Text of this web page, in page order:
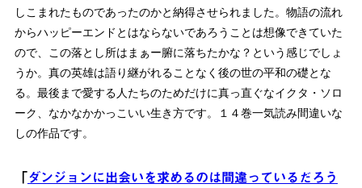
しこまれたものであったのかと納得させられました。物語の流れ
からハッピーエンドとはならないであろうことは想像できていた
ので、この落とし所はまぁー腑に落ちたかな？という感じでしょ
うか。真の英雄は語り継がれることなく後の世の平和の礎とな
る。最後まで愛する人たちのためだけに真っ直ぐなイクタ・ソロ
ーク、なかなかかっこいい生き方です。１４巻一気読み間違いな
しの作品です。
ダンジョンに出会いを求めるのは間違っているだろう